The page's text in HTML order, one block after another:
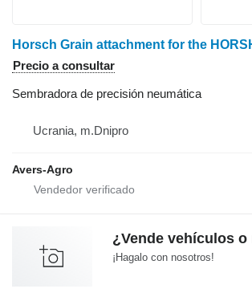
Precio a consultar
Sembradora de precisión neumática
Ucrania, m.Dnipro
Avers-Agro
¿Vende vehículos
¡Hagalo con nosotros!